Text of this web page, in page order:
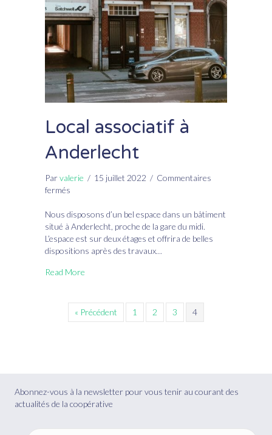
Local associatif à
Anderlecht
Parvalerie / 15 juillet 2022 / Commentaires
fermés
associatif
à
Anderlecht
Nous disposons d’un bel espace dans un bâtiment
situé à Anderlecht, proche de la gare du midi.
L’espace est sur deux étages et offrira de belles
dispositions après des travaux…
Read More
« Précédent 1 2 3 4
Abonnez-vous à la newsletter pour vous tenir au courant des
actualités de la coopérative